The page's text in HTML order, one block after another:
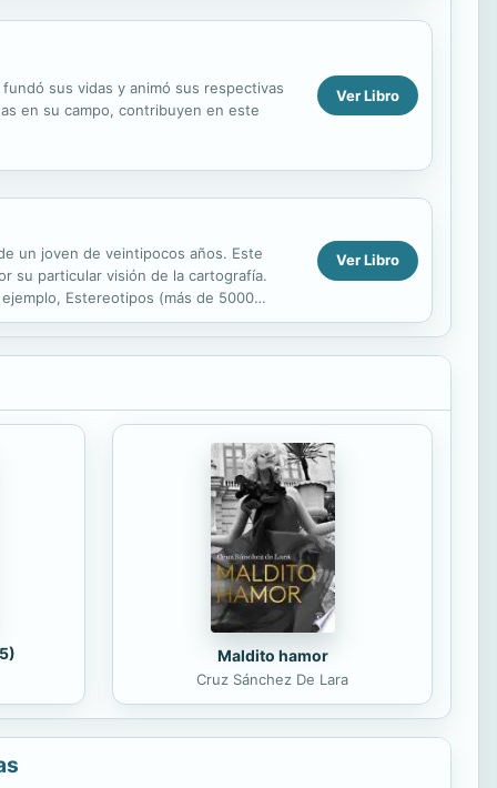
sus vidas y animó sus respectivas
en su campo, contribuyen en este
Ver Libro
un joven de veintipocos años. Este
su particular visión de la cartografía.
Estereotipos (más de 5000
Ver Libro
Maldito hamor
Cruz Sánchez De Lara